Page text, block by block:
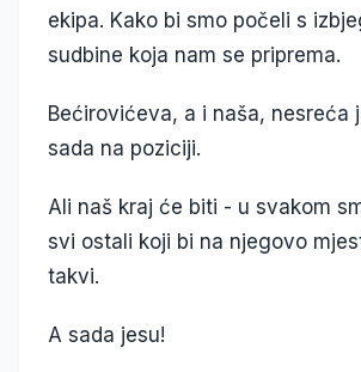
ekipa. Kako bi smo počeli s
sudbine koja nam se priprema.
Bećirovićeva, a i naša, nesreća
sada na poziciji.
Ali naš kraj će biti - u svakom
svi ostali koji bi na njegovo
takvi.
A sada jesu!